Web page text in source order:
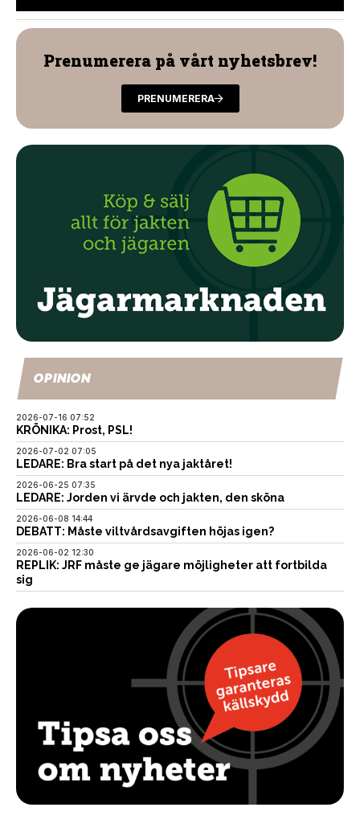
Prenumerera på vårt nyhetsbrev!
PRENUMERERA
OPINION
2026-07-16 07:52
KRÖNIKA: Prost, PSL!
2026-07-02 07:05
LEDARE: Bra start på det nya jaktåret!
2026-06-25 07:35
LEDARE: Jorden vi ärvde och jakten, den sköna
2026-06-08 14:44
DEBATT: Måste viltvårdsavgiften höjas igen?
2026-06-02 12:30
REPLIK: JRF måste ge jägare möjligheter att fortbilda
sig